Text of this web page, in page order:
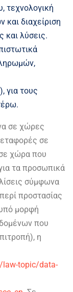
τεχνολογική
διαχείριση
και λύσεις.
για τους
σε χώρες
σε
χώρα που
τα προσωπικά
σύμφωνα
προστασίας
μορφή
που
η
topic/data-